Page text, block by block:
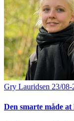
Gry Lauridsen 23/08-
Den smarte måde